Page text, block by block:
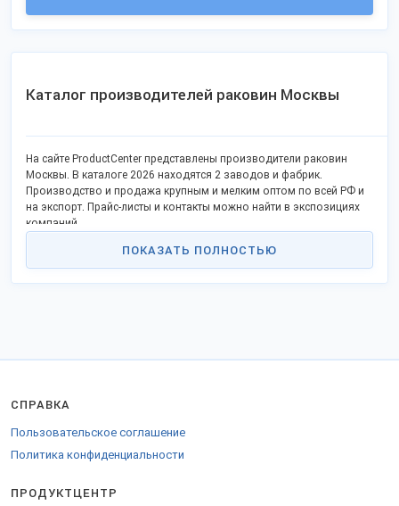
Каталог производителей раковин Москвы
На сайте ProductCenter представлены производители раковин
Москвы. В каталоге 2026 находятся 2 заводов и фабрик.
Производство и продажа крупным и мелким оптом по всей РФ и
на экспорт. Прайс-листы и контакты можно найти в экспозициях
компаний.
ПОКАЗАТЬ ПОЛНОСТЬЮ
СПРАВКА
Пользовательское соглашение
Политика конфиденциальности
ПРОДУКТЦЕНТР